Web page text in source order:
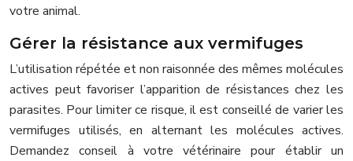
votre animal.
Gérer la résistance aux vermifuges
L’utilisation répétée et non raisonnée des mêmes molécules
actives peut favoriser l’apparition de résistances chez les
parasites. Pour limiter ce risque, il est conseillé de varier les
vermifuges utilisés, en alternant les molécules actives.
Demandez conseil à votre vétérinaire pour établir un